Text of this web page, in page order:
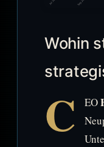
Wohin
C EO